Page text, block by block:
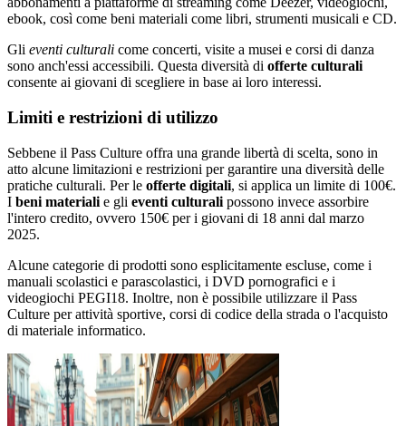
ebook, così come beni materiali come libri, strumenti musicali e CD.
Gli eventi culturali come concerti, visite a musei e corsi di danza
sono anch'essi accessibili. Questa diversità di offerte culturali
consente ai giovani di scegliere in base ai loro interessi.
Limiti e restrizioni di utilizzo
Sebbene il Pass Culture offra una grande libertà di scelta, sono in
atto alcune limitazioni e restrizioni per garantire una diversità delle
pratiche culturali. Per le offerte digitali, si applica un limite di 100€.
I beni materiali e gli eventi culturali possono invece assorbire
l'intero credito, ovvero 150€ per i giovani di 18 anni dal marzo
2025.
Alcune categorie di prodotti sono esplicitamente escluse, come i
manuali scolastici e parascolastici, i DVD pornografici e i
videogiochi PEGI18. Inoltre, non è possibile utilizzare il Pass
Culture per attività sportive, corsi di codice della strada o l'acquisto
di materiale informatico.